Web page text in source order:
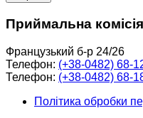
Приймальна комісія
Французький б-р 24/26
Телефон: (+38-0482) 68-
Телефон: (+38-0482) 68-
Політика обробки